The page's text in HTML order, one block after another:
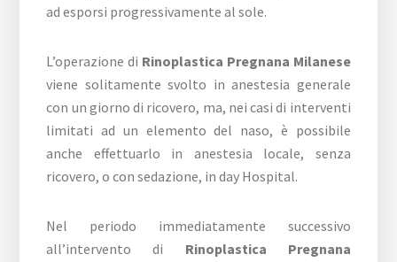
ad esporsi progressivamente al sole.
L’operazione di Rinoplastica Pregnana Milanese
viene solitamente svolto in anestesia generale
con un giorno di ricovero, ma, nei casi di interventi
limitati ad un elemento del naso, è possibile
anche effettuarlo in anestesia locale, senza
ricovero, o con sedazione, in day Hospital.
Nel periodo immediatamente successivo
all’intervento di Rinoplastica Pregnana